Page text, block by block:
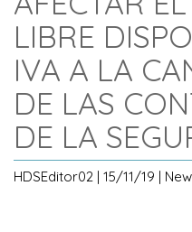
LIBRE
IVA A LA
DE LAS
DE LA
HDSEditor02 | 15/11/19 |